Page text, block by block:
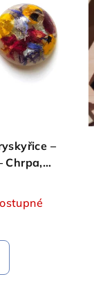
–
Chrpa,